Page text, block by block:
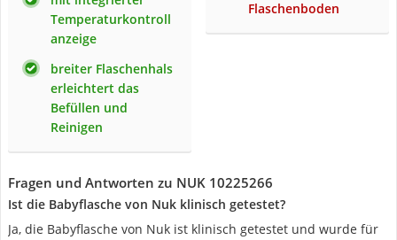
Temperaturkontroll
anzeige
breiter Flaschenhals
erleichtert das
Befüllen und
Reinigen
Flaschenboden
Fragen und Antworten zu NUK 10225266
Ist die Babyflasche von Nuk klinisch getestet?
Ja, die Babyflasche von Nuk ist klinisch getestet und wurde für